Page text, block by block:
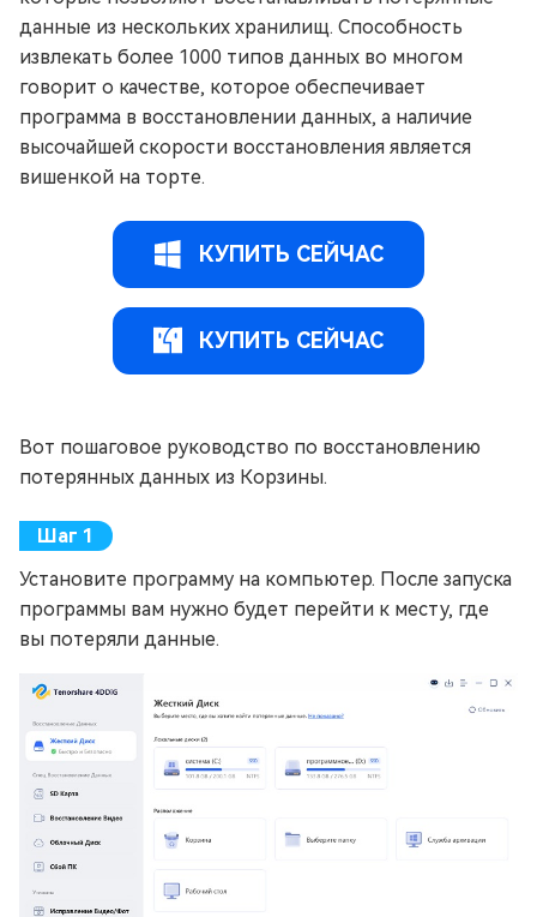
данные из нескольких хранилищ. Способность
извлекать более 1000 типов данных во многом
говорит о качестве, которое обеспечивает
программа в восстановлении данных, а наличие
высочайшей скорости восстановления является
вишенкой на торте.
КУПИТЬ СЕЙЧАС
КУПИТЬ СЕЙЧАС
Вот пошаговое руководство по восстановлению
потерянных данных из Корзины.
Установите программу на компьютер. После запуска
программы вам нужно будет перейти к месту, где
вы потеряли данные.